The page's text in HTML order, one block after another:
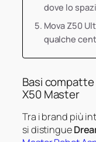
dove lo
Mova Z50
qualche
Basi
X50 Master
Tra i brand più
si distingue